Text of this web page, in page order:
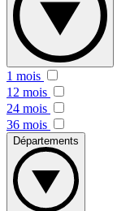
1 mois
12 mois
24 mois
36 mois
Départements